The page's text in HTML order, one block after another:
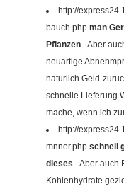
http://
bauch.php man
Pflanzen - Aber
neuartige
naturlich.Geld-
schnelle Lieferung
mache, wenn ich
http://
mnner.php schnell
dieses - Aber auch
Kohlenhydrate